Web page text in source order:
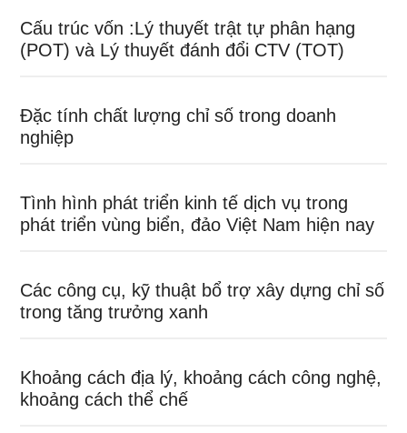
Cấu trúc vốn :Lý thuyết trật tự phân hạng
(POT) và Lý thuyết đánh đổi CTV (TOT)
Đặc tính chất lượng chỉ số trong doanh
nghiệp
Tình hình phát triển kinh tế dịch vụ trong
phát triển vùng biển, đảo Việt Nam hiện nay
Các công cụ, kỹ thuật bổ trợ xây dựng chỉ số
trong tăng trưởng xanh
Khoảng cách địa lý, khoảng cách công nghệ,
khoảng cách thể chế